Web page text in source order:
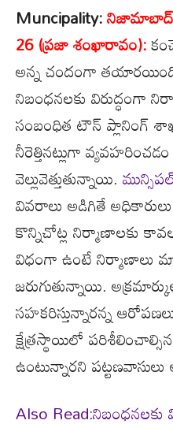
Muncipality:నిజామాబాద్
26 (ప్రజా శంఖారావం):
అన్న చందంగా తయారయింది
నిబంధనలకు విరుద్ధంగా
సంబంధిత టౌన్ ప్లానింగ్
నీరెత్తినట్లుగా
వెల్లువెత్తుతున్నాయి.
వివరాలు అడిగితే
కొన్నిచోట్ల నిర్మాణాలకు
విధంగా ఉంటే నిర్మాణాలు
జరుగుతున్నాయి.
సహకరిస్తున్నారన్న
క్షేత్రస్థాయిలో
ఉంటున్నారని పట్టణవాసులు
Also